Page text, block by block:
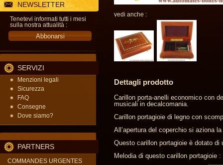
NEWSLETTER
Tenetevi informati tutti i mesi
sulla nostra attualità :
SERVIZI
Menzioni legali
Sicurezza
FAQ
Consegne
Dove siamo?
PARTNERS
COMMANDES URGENTES
vedi anche :
Dettagli prodotto
Carillon porta-anelli economico con
musicali in decalcomania.
Carillon portagioie di legno con
All’apertura del coperchio si aziona
Questo carillon portagioie è dotato
Melodia di questo carillon portagioie